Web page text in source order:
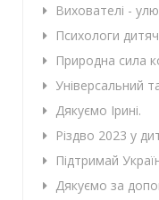
Вихователі -
Психологи
Природна сила
Універсальний
Дякуємо Ірині.
Різдво 2023 у
Підтримай
Дякуємо за